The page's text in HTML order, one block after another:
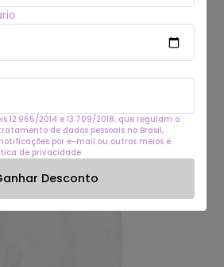
12.965/2014 e 13.709/2018, que regulam o
de dados pessoais no Brasil,
por e-mail ou outros meios e
de privacidade.
Desconto